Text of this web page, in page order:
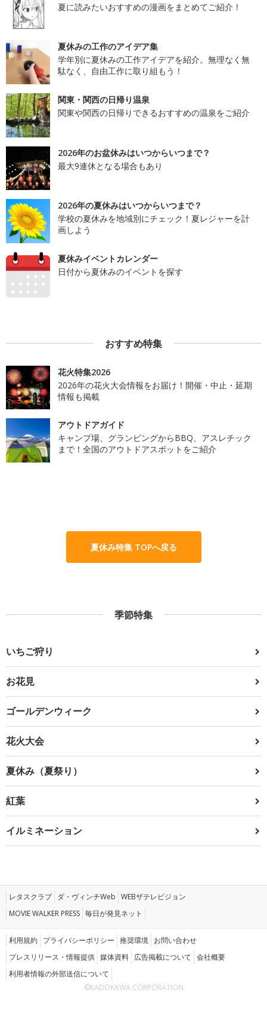
夏に読みたいおすすめの漫画をまとめてご紹介！
夏休みの工作のアイデア集
学年別に夏休みの工作アイデアを紹介。無理なく無
駄なく、自由工作に取り組もう！
関東・関西の日帰り温泉
関東や関西の日帰りできるおすすめの温泉をご紹介
2026年のお盆休みはいつからいつまで？
最大9連休となる場合もあり
2026年の夏休みはいつからいつまで？
学校の夏休みを地域別にチェック！夏レジャーを計
画しよう
夏休みイベントカレンダー
日付から夏休みのイベントを探す
おすすめ特集
花火特集2026
2026年の花火大会情報をお届け！開催・中止・延期
情報も掲載
アウトドアガイド
キャンプ場、グランピングからBBQ、アスレチック
まで！全国のアウトドアスポットをご紹介
夏休み特集 TOPへ戻る
季節特集
いちご狩り
お花見
ゴールデンウィーク
花火大会
夏休み（夏祭り）
紅葉
イルミネーション
レタスクラブ ダ・ヴィンチWeb WEBザテレビジョン
MOVIE WALKER PRESS 毎日が発見ネット
利用規約 プライバシーポリシー 推奨環境 お問い合わせ
プレスリリース・情報提供 媒体資料 広告掲載について 会社概要
利用者情報の外部送信について
©KADOKAWA CORPORATION